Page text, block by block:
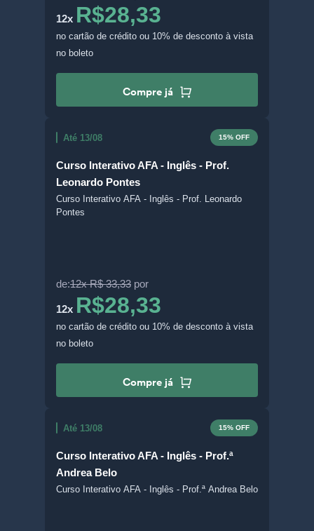
12x R$28,33
no cartão de crédito ou 10% de desconto à vista
no boleto
Compre já
Até 13/08 15% OFF
Curso Interativo AFA - Inglês - Prof.
Leonardo Pontes
Curso Interativo AFA - Inglês - Prof. Leonardo
Pontes
de:12x R$ 33,33 por
12x R$28,33
no cartão de crédito ou 10% de desconto à vista
no boleto
Compre já
Até 13/08 15% OFF
Curso Interativo AFA - Inglês - Prof.ª
Andrea Belo
Curso Interativo AFA - Inglês - Prof.ª Andrea Belo